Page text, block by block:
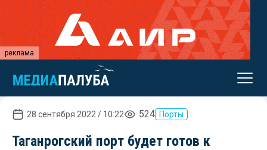
реклама
28 сентября 2022 / 10:22 524 Порты
Таганрогский порт будет готов к